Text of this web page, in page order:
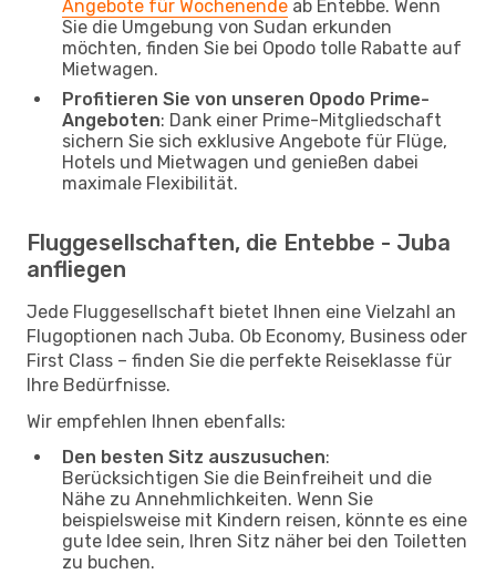
Angebote für Wochenende ab Entebbe. Wenn
Sie die Umgebung von Sudan erkunden
möchten, finden Sie bei Opodo tolle Rabatte auf
Mietwagen.
Profitieren Sie von unseren Opodo Prime-
Angeboten: Dank einer Prime-Mitgliedschaft
sichern Sie sich exklusive Angebote für Flüge,
Hotels und Mietwagen und genießen dabei
maximale Flexibilität.
Fluggesellschaften, die Entebbe - Juba
anfliegen
Jede Fluggesellschaft bietet Ihnen eine Vielzahl an
Flugoptionen nach Juba. Ob Economy, Business oder
First Class – finden Sie die perfekte Reiseklasse für
Ihre Bedürfnisse.
Wir empfehlen Ihnen ebenfalls:
Den besten Sitz auszusuchen:
Berücksichtigen Sie die Beinfreiheit und die
Nähe zu Annehmlichkeiten. Wenn Sie
beispielsweise mit Kindern reisen, könnte es eine
gute Idee sein, Ihren Sitz näher bei den Toiletten
zu buchen.